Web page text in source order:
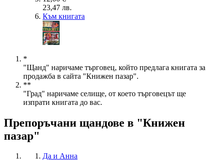
23,47 лв.
Към книгата
*
"Щанд" наричаме търговец, който предлага книгата за
продажба в сайта "Книжен пазар".
**
"Град" наричаме селище, от което търговецът ще
изпрати книгата до вас.
Препоръчани щандове в "Книжен
пазар"
Да и Анна